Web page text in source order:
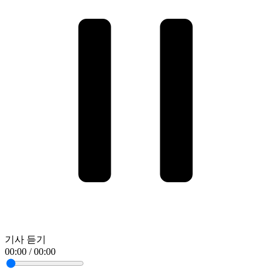
기사 듣기
00:00 / 00:00